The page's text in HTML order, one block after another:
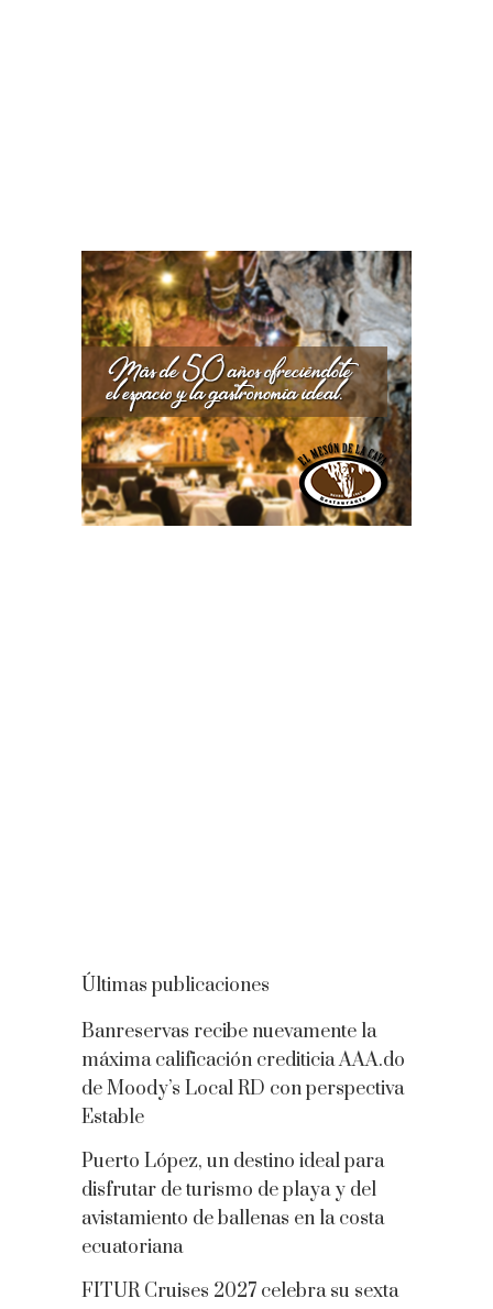
Últimas publicaciones
Banreservas recibe nuevamente la
máxima calificación crediticia AAA.do
de Moody’s Local RD con perspectiva
Estable
Puerto López, un destino ideal para
disfrutar de turismo de playa y del
avistamiento de ballenas en la costa
ecuatoriana
FITUR Cruises 2027 celebra su sexta